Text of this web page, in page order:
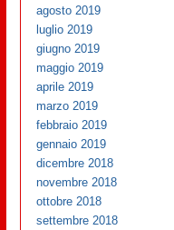
agosto 2019
luglio 2019
giugno 2019
maggio 2019
aprile 2019
marzo 2019
febbraio 2019
gennaio 2019
dicembre 2018
novembre 2018
ottobre 2018
settembre 2018